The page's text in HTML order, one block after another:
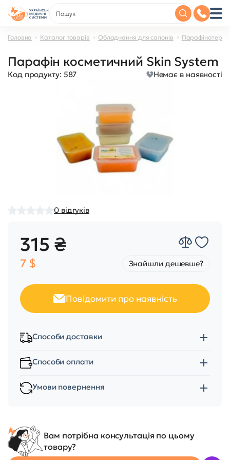
Головна Каталог товарів Обладнання для салонів
Парафін косметичний Skin System
Код продукту: 587 Немає в наявності
0 відгуків
315 ₴
7 $ Знайшли дешевше?
Повідомити про наявність
Способи доставки
Способи оплати
Умови повернення
Вам потрібна консультація по цьому
товару?